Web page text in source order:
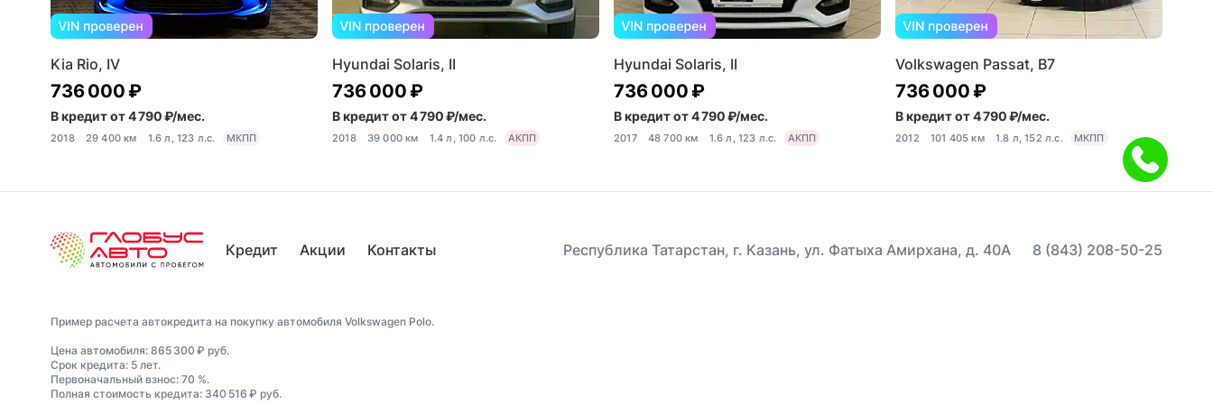
Kia Rio, IV
736 000 ₽
В кредит от 4 790 ₽/мес.
2018 29 400 км 1.6 л, 123 л.с. МКПП
Hyundai Solaris, II
736 000 ₽
В кредит от 4 790 ₽/мес.
2018 39 000 км 1.4 л, 100 л.с. АКПП
Hyundai Solaris, II
736 000 ₽
В кредит от 4 790 ₽/мес.
2017 48 700 км 1.6 л, 123 л.с. АКПП
Volkswagen Passat, B7
736 000 ₽
В кредит от 4 790 ₽/мес.
2012 101 405 км 1.8 л, 152 л.с. МКПП
Кредит Акции Контакты Республика Татарстан, г. Казань, ул. Фатыха Амирхана, д. 40А 8 (843) 208-50-25
Пример расчета автокредита на покупку автомобиля Volkswagen Polo.
Цена автомобиля: 865 300 ₽ руб.
Срок кредита: 5 лет.
Первоначальный взнос: 70 %.
Полная стоимость кредита: 340 516 ₽ руб.